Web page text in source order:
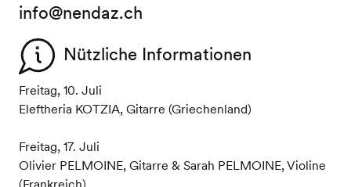
info@nendaz.ch
Nützliche Informationen
Freitag, 10. Juli
Eleftheria KOTZIA, Gitarre (Griechenland)
Freitag, 17. Juli
Olivier PELMOINE, Gitarre & Sarah PELMOINE, Violine
(Frankreich)